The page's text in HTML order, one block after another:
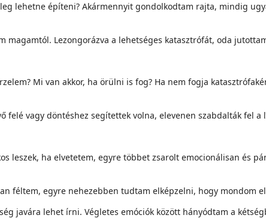
lehetne építeni? Akármennyit gondolkodtam rajta, mindig
Lezongorázva a lehetséges katasztrófát, oda
Mi van akkor, ha örülni is fog? Ha nem fogja
vagy döntéshez segítettek volna, elevenen szabdalták fel a
leszek, ha elvetetem, egyre többet zsarolt emocionálisan és
féltem, egyre nehezebben tudtam elképzelni, hogy mondom
javára lehet írni. Végletes emóciók között hányódtam a